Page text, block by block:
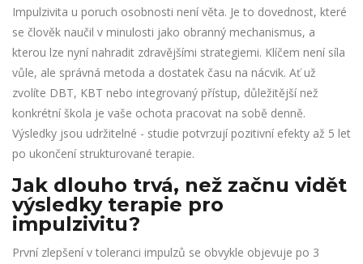
Impulzivita u poruch osobnosti není věta. Je to dovednost, které
se člověk naučil v minulosti jako obranný mechanismus, a
kterou lze nyní nahradit zdravějšími strategiemi. Klíčem není síla
vůle, ale správná metoda a dostatek času na nácvik. Ať už
zvolíte DBT, KBT nebo integrovaný přístup, důležitější než
konkrétní škola je vaše ochota pracovat na sobě denně.
Výsledky jsou udržitelné - studie potvrzují pozitivní efekty až 5 let
po ukončení strukturované terapie.
Jak dlouho trvá, než začnu vidět
výsledky terapie pro
impulzivitu?
První zlepšení v toleranci impulzů se obvykle objevuje po 3